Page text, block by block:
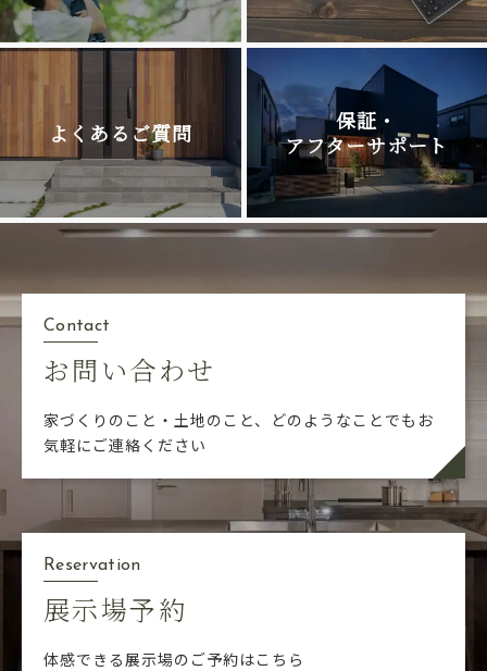
よくあるご質問
保証・
アフターサポート
Contact
お問い合わせ
家づくりのこと・土地のこと、どのようなことでも お
気軽にご連絡ください
Reservation
展示場予約
体感できる展示場のご予約はこちら